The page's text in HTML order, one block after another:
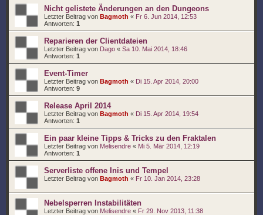
Nicht gelistete Änderungen an den Dungeons
Letzter Beitrag von Bagmoth « Fr 6. Jun 2014, 12:53
Antworten: 1
Reparieren der Clientdateien
Letzter Beitrag von Dago « Sa 10. Mai 2014, 18:46
Antworten: 1
Event-Timer
Letzter Beitrag von Bagmoth « Di 15. Apr 2014, 20:00
Antworten: 9
Release April 2014
Letzter Beitrag von Bagmoth « Di 15. Apr 2014, 19:54
Antworten: 1
Ein paar kleine Tipps & Tricks zu den Fraktalen
Letzter Beitrag von Melisendre « Mi 5. Mär 2014, 12:19
Antworten: 1
Serverliste offene Inis und Tempel
Letzter Beitrag von Bagmoth « Fr 10. Jan 2014, 23:28
Nebelsperren Instabilitäten
Letzter Beitrag von Melisendre « Fr 29. Nov 2013, 11:38